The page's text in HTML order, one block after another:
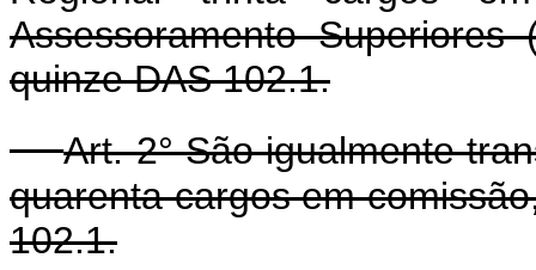
Assessoramento
quinze DAS 102.1.
Art. 2° São igualmente
quarenta cargos em
102.1.